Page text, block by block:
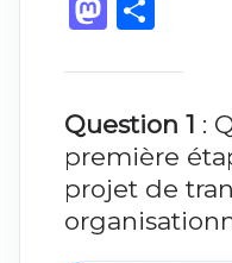
at
s
A
p
p
e
b
o
o
k
M
st
o
d
o
n
ta
g
er
Question 1 :
première
projet de